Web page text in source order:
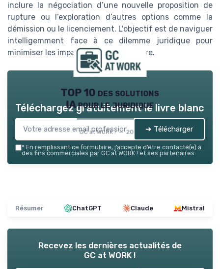
inclure la négociation d’une nouvelle proposition de
rupture ou l’exploration d’autres options comme la
démission ou le licenciement. L'objectif est de naviguer
intelligemment face à ce dilemme juridique pour
minimiser les impacts sur votre carrière.
TOP 10 des solutions
IA pour le juridique
GC at WORK ! — 2026
Téléchargez gratuitement le livre blanc
➔ Télécharger
* En remplissant ce formulaire, j’accepte d’être contacté(e) à
des fins commerciales par GC at WORK ! et ses partenaires.
Résumer ChatGPT Claude Mistral
Recevez les dernières actualités de
GC at WORK !